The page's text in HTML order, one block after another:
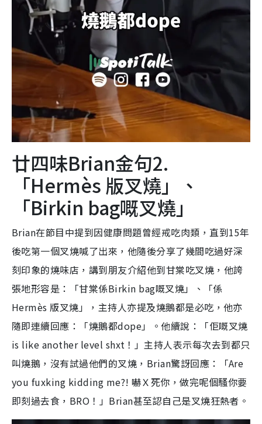
廿四味Brian金句2.
「Hermès 版叉燒」、
「Birkin bag嘅叉燒」
Brian在節目中提到因健康問題曾經戒吃肉類，直到15年
後吃第一個叉燒喊了出來，他隨後分享了幾間吃過好深
刻印象的燒味店，講到朋友介紹他到甘棠吃叉燒，他誇
張地形容是：「甘棠係Birkin bag嘅叉燒」、「係
Hermès 版叉燒」，主持人亦提及燒鵝都是必吃，他亦
隨即連續回應：「燒鵝都dope」。他續說：「佢嘅叉燒
is like another level shxt！」主持人表示每次去到都只
叫燒鵝，沒有試過他們的叉燒，Brian驚訝回應：「Are
you fuxking kidding me?! 嚇Ｘ死你，做完呢個騷你要
即刻過去食，BRO！」Brian甚至認自己是叉燒狂熱者。